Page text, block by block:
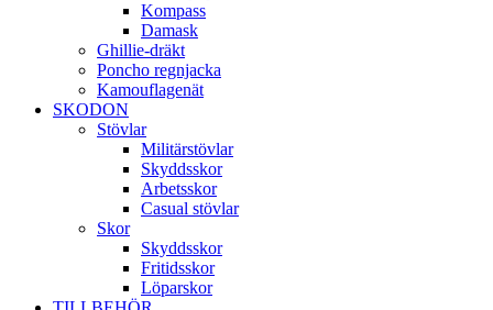
Kompass
Damask
Ghillie-dräkt
Poncho regnjacka
Kamouflagenät
SKODON
Stövlar
Militärstövlar
Skyddsskor
Arbetsskor
Casual stövlar
Skor
Skyddsskor
Fritidsskor
Löparskor